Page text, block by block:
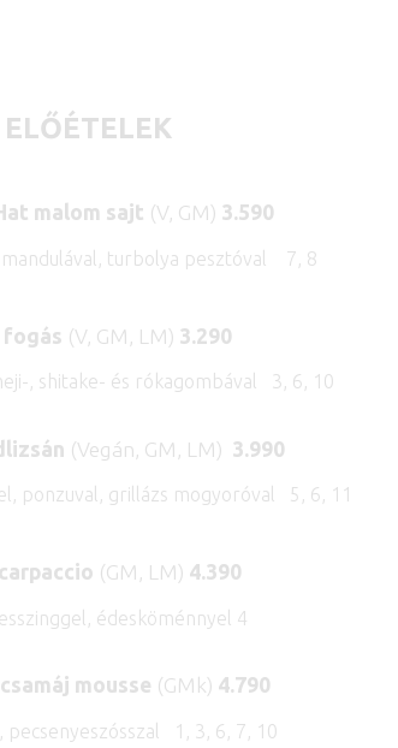
ELŐÉTELEK
malom sajt (V, GM) 3.590
turbolya pesztóval 7, 8
fogás (V, GM, LM) 3.290
, shitake- és rókagombával 3, 6, 10
(Vegán, GM, LM) 3.990
ponzuval, grillázs mogyoróval 5, 6, 11
(GM, LM) 4.390
édesköménnyel 4
mousse (GMk) 4.790
pecsenyeszósszal 1, 3, 6, 7, 10